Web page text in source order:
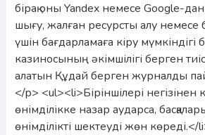
бірақ оны Yandex немесе Google-
шығу, жалған ресурсты алу немесе
үшін бағдарламаға кіру мүмкіндігі
казиносының әкімшілігі берген
алатын Құдай берген журналды
</p> <ul><li>Біріншілері
өнімділікке назар аударса,
өнімділікті шектеуді жөн